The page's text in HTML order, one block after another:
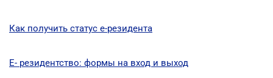
Как получить статус е-резидента
E- резидентство: формы на вход и выход